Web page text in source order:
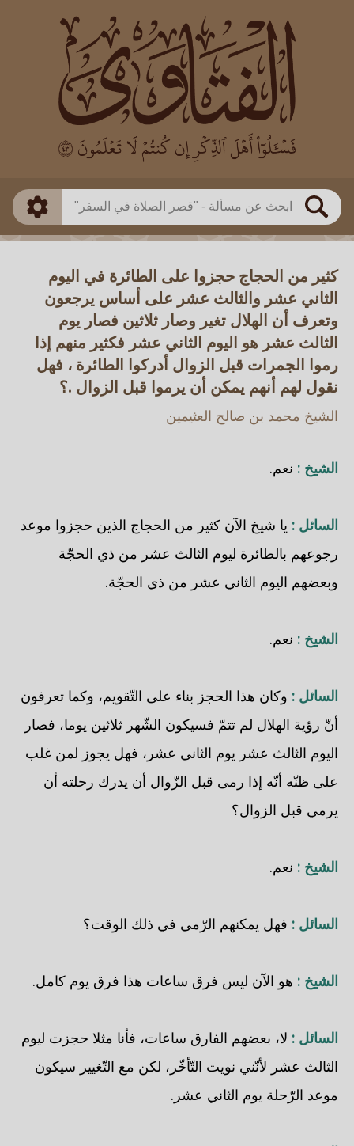
بحث
العالم
بن باز
بن العثيمين
اللجنة الدائمة
طريقة البحث
ذكي
كثير من الحجاج حجزوا على الطائرة في اليوم
الثاني عشر والثالث عشر على أساس يرجعون
وتعرف أن الهلال تغير وصار ثلاثين فصار يوم
الثالث عشر هو اليوم الثاني عشر فكثير منهم إذا
رموا الجمرات قبل الزوال أدركوا الطائرة ، فهل
نقول لهم أنهم يمكن أن يرموا قبل الزوال .؟
الشيخ محمد بن صالح العثيمين
الشيخ : نعم.
السائل : يا شيخ الآن كثير من الحجاج الذين حجزوا موعد
رجوعهم بالطائرة ليوم الثالث عشر من ذي الحجّة
وبعضهم اليوم الثاني عشر من ذي الحجّة.
الشيخ : نعم.
السائل : وكان هذا الحجز بناء على التّقويم، وكما تعرفون
أنّ رؤية الهلال لم تتمّ فسيكون الشّهر ثلاثين يوما، فصار
اليوم الثالث عشر يوم الثاني عشر، فهل يجوز لمن غلب
على ظنّه أنّه إذا رمى قبل الزّوال أن يدرك رحلته أن
يرمي قبل الزوال؟
الشيخ : نعم.
السائل : فهل يمكنهم الرّمي في ذلك الوقت؟
الشيخ : هو الآن ليس فرق ساعات هذا فرق يوم كامل.
السائل : لا، بعضهم الفارق ساعات، فأنا مثلا حجزت ليوم
الثالث عشر لأنّني نويت التّأخّر، لكن مع التّغيير سيكون
موعد الرّحلة يوم الثاني عشر.